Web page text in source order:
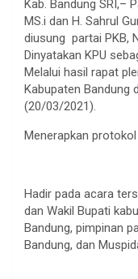
Kab. Bandung SRI,–
MS.i dan H. Sahrul
diusung partai PKB,
Dinyatakan KPU
Melalui hasil rapat
Kabupaten Bandung
(20/03/2021).
Menerapkan
Hadir pada acara
dan Wakil Bupati
Bandung, pimpinan
Bandung, dan